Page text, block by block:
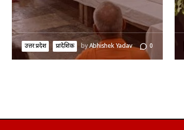
उत्तर प्रदेश प्रादेशिक byAbhishek Yadav 0